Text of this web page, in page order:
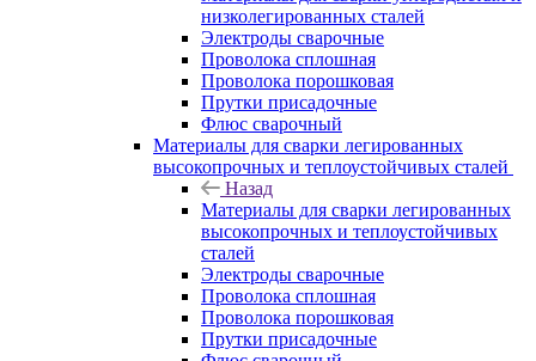
низколегированных сталей
Электроды сварочные
Проволока сплошная
Проволока порошковая
Прутки присадочные
Флюс сварочный
Материалы для сварки легированных
высокопрочных и теплоустойчивых сталей
Назад
Материалы для сварки легированных
высокопрочных и теплоустойчивых
сталей
Электроды сварочные
Проволока сплошная
Проволока порошковая
Прутки присадочные